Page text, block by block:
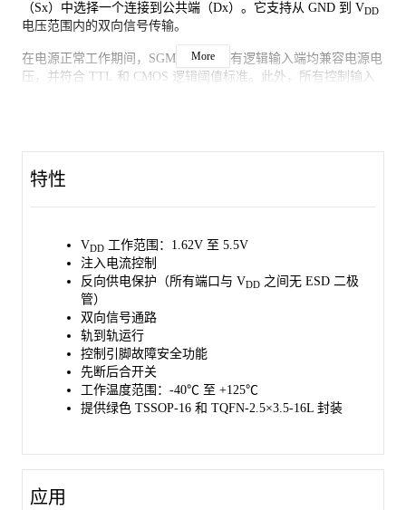
（Sx）中选择一个连接到公共端（Dx）。它支持从 GND 到 VDD
电压范围内的双向信号传输。
在电源正常工作期间，SGM4522 的所有逻辑输入端均兼容电源电
压，并符合 TTL 和 CMOS 逻辑阈值标准。此外，所有控制输入
SGM4522 除 GND 引脚外，所有引脚与 V
SGM4522 提供绿色 TSSOP-16 和 TQFN-2.5×3.5-16L 封装，工作
温度范围为 -40℃ 至 +125℃。
More
特性
VDD 工作范围：1.62V 至 5.5V
注入电流控制
反向供电保护（所有端口与 VDD 之间无 ESD 二极
管）
双向信号通路
轨到轨运行
控制引脚故障安全功能
先断后合开关
工作温度范围：-40℃ 至 +125℃
提供绿色 TSSOP-16 和 TQFN-2.5×3.5-16L 封装
应用